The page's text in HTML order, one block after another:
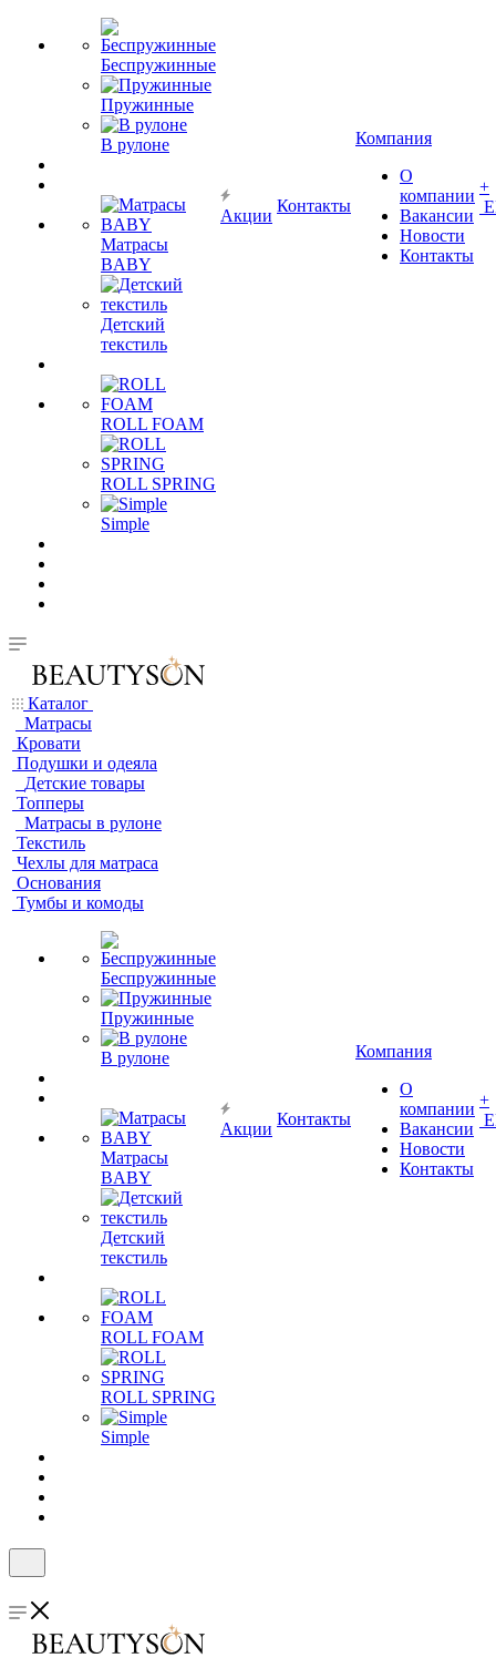
Беспружинные
Пружинные
В рулоне
Матрасы
BABY
Детский
текстиль
ROLL FOAM
ROLL SPRING
Simple
Акции
Контакты
Компания
О
компании
Вакансии
Новости
Контакты
+
Каталог
Матрасы
Кровати
Подушки и одеяла
Детские товары
Топперы
Матрасы в рулоне
Текстиль
Чехлы для матраса
Основания
Тумбы и комоды
Беспружинные
Пружинные
В рулоне
Матрасы
BABY
Детский
текстиль
ROLL FOAM
ROLL SPRING
Simple
Акции
Контакты
Компания
О
компании
Вакансии
Новости
Контакты
+